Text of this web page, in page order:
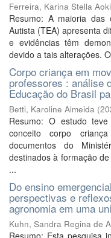
Ferreira, Karina Stella Aoki
Resumo: A maioria das
Autista (TEA) apresenta
e evidências têm
devido a tais alterações.
Corpo criança em
professores : análise
Educação do Brasil
Betti, Karoline Almeida (
Resumo: O estudo
conceito corpo
documentos do
destinados à formação
...
Do ensino
perspectivas e
agronomia em uma
Kuhn, Sandra Regina de
Resumo: Esta pesquisa